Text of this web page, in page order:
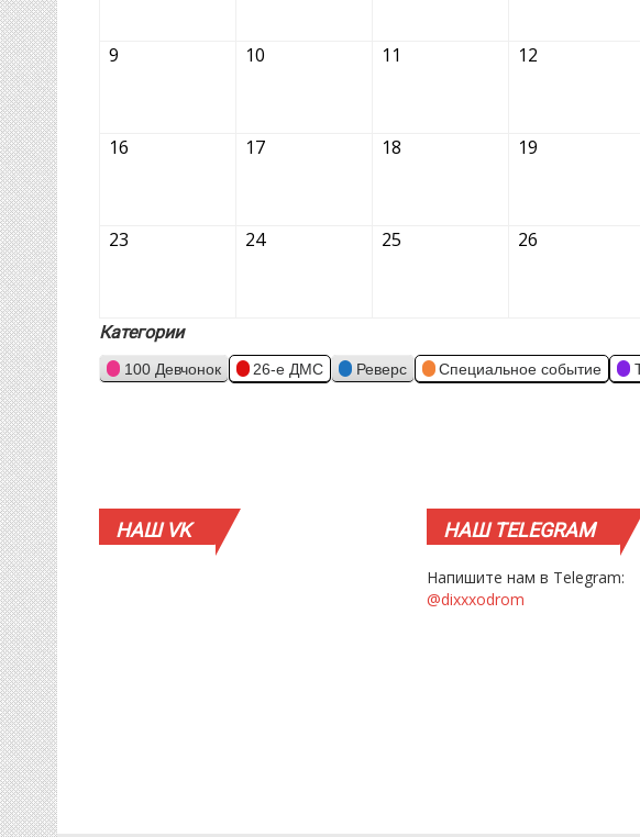
9 10 11 12
16 1717.02.2026 18 19
23 2424.02.2026 25 26
Категории
100 Девчонок 26-е ДМС Реверс Специальное событие
НАШVK НАШTELEGRAM
Напишите нам в Telegram:
@dixxxodrom